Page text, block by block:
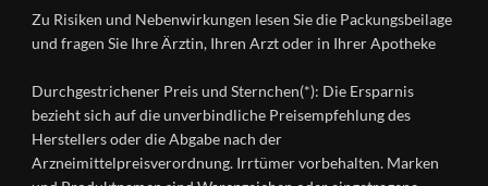
Datenschutz
Nutzungsbedingungen
Ratgeber
Wirkstoffe
Gesundheitsmagazin
Händlerlogin
Instagram
Zu Risiken und Nebenwirkungen lesen Sie die Packungsbeilage
und fragen Sie Ihre Ärztin, Ihren Arzt oder in Ihrer Apotheke
Durchgestrichener Preis und Sternchen(*): Die Ersparnis
bezieht sich auf die unverbindliche Preisempfehlung des
Herstellers oder die Abgabe nach der
Arzneimittelpreisverordnung. Irrtümer vorbehalten. Marken